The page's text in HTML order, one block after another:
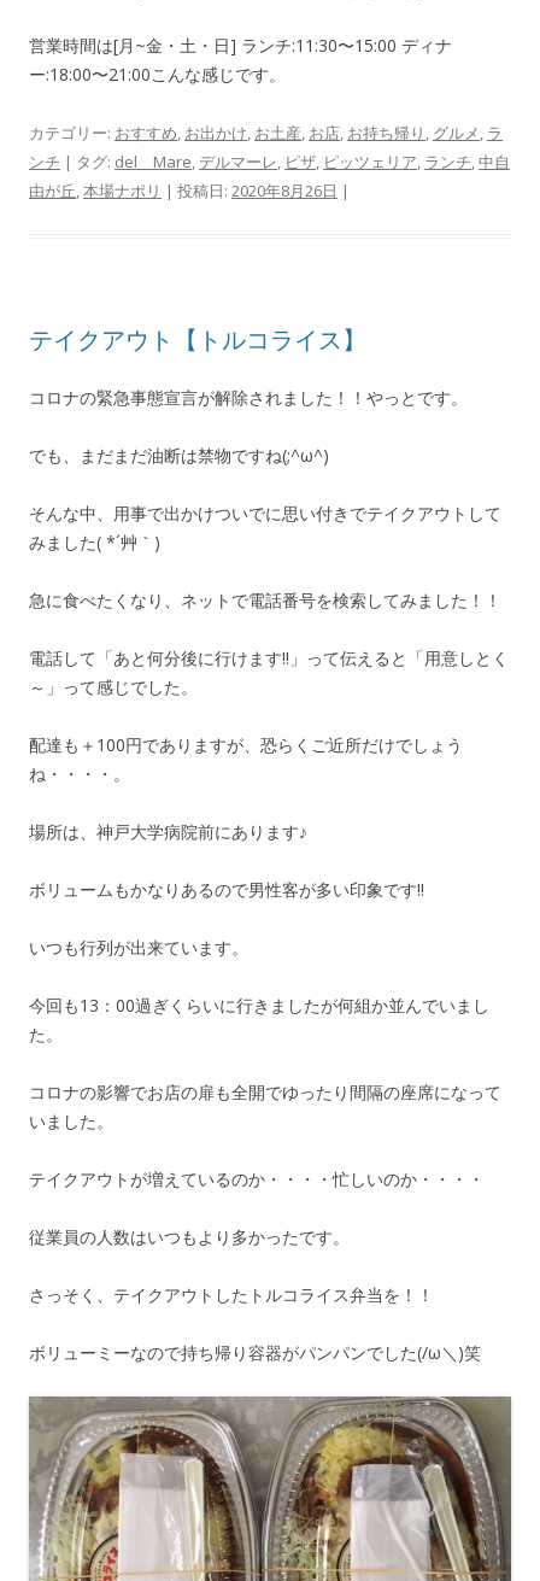
営業時間は[月~金・土・日] ランチ:11:30〜15:00 ディナ
ー:18:00〜21:00こんな感じです。
カテゴリー: おすすめ, お出かけ, お土産, お店, お持ち帰り , グルメ, ラ
ンチ | タグ: del Mare, デルマーレ, ピザ, ピッツェリア, ランチ,中自
由が丘,本場ナポリ | 投稿日: 2020年8月26日 |
テイクアウト【トルコライス】
コロナの緊急事態宣言が解除されました！！やっとです。
でも、まだまだ油断は禁物ですね(;^ω^)
そんな中、用事で出かけついでに思い付きでテイクアウトして
みました( *´艸｀)
急に食べたくなり、ネットで電話番号を検索してみました！！
電話して「あと何分後に行けます!!」って伝えると「用意しとく
～」って感じでした。
配達も＋100円でありますが、恐らくご近所だけでしょう
ね・・・・。
場所は、神戸大学病院前にあります♪
ボリュームもかなりあるので男性客が多い印象です!!
いつも行列が出来ています。
今回も13：00過ぎくらいに行きましたが何組か並んでいまし
た。
コロナの影響でお店の扉も全開でゆったり間隔の座席になって
いました。
テイクアウトが増えているのか・・・・忙しいのか・・・・
従業員の人数はいつもより多かったです。
さっそく、テイクアウトしたトルコライス弁当を！！
ボリューミーなので持ち帰り容器がパンパンでした(/ω＼)笑